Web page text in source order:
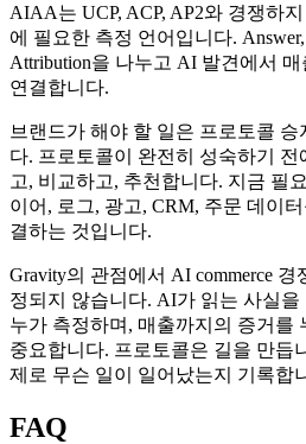
AIAA는 UCP, ACP, AP2와 경쟁하
에 필요한 측정 언어입니다. Answer,
Attribution을 나누고 AI 발견에서
연결합니다.
브랜드가 해야 할 일은 프로토콜 승
다. 프로토콜이 완전히 성숙하기
고, 비교하고, 추천합니다. 지금 필
이어, 로그, 광고, CRM, 주문 데이
결하는 것입니다.
Gravity의 관점에서 AI commerce 경
정되지 않습니다. AI가 읽는 사실
누가 측정하며, 매출까지의 증거를
중요합니다. 프로토콜은 길을 만듭
제로 무슨 일이 일어났는지 기록합
FAQ